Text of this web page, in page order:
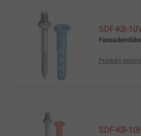
SDF-KB-
Fassadendübel
Produkt
SDF-KB-